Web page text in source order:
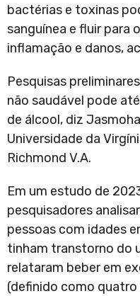
bactérias e toxinas
sanguínea e fluir para
inflamação e danos,
Pesquisas
não saudável pode
de álcool, diz
Universidade da
Richmond V.A.
Em um estudo de
pesquisadores
pessoas com idades
tinham transtorno do
relataram beber em
(definido como quatro